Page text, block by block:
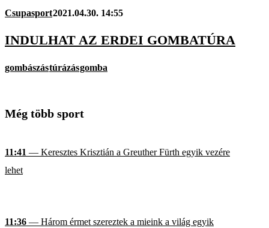
Csupasport2021.04.30. 14:55
INDULHAT AZ ERDEI GOMBATÚRA
gombászástúrázásgomba
Még több sport
11:41 — Keresztes Krisztián a Greuther Fürth egyik vezére
lehet
11:36 — Három érmet szereztek a mieink a világ egyik